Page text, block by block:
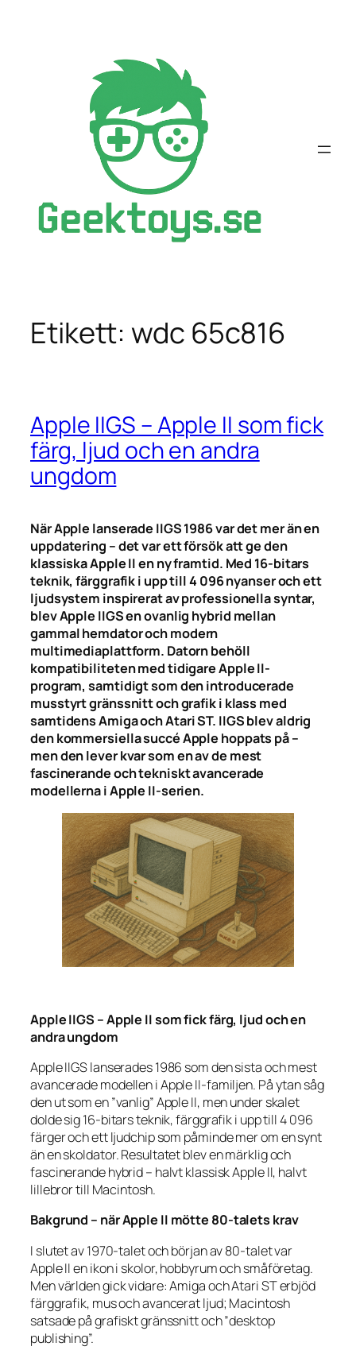
Etikett:wdc 65c816
Apple IIGS – Apple II som fick
färg, ljud och en andra
ungdom
När Apple lanserade IIGS 1986 var det mer än en
uppdatering – det var ett försök att ge den
klassiska Apple II en ny framtid. Med 16-bitars
teknik, färggrafik i upp till 4 096 nyanser och ett
ljudsystem inspirerat av professionella syntar,
blev Apple IIGS en ovanlig hybrid mellan
gammal hemdator och modern
multimediaplattform. Datorn behöll
kompatibiliteten med tidigare Apple II-
program, samtidigt som den introducerade
musstyrt gränssnitt och grafik i klass med
samtidens Amiga och Atari ST. IIGS blev aldrig
den kommersiella succé Apple hoppats på –
men den lever kvar som en av de mest
fascinerande och tekniskt avancerade
modellerna i Apple II-serien.
Apple IIGS – Apple II som fick färg, ljud och en
andra ungdom
Apple IIGS lanserades 1986 som den sista och mest
avancerade modellen i Apple II-familjen. På ytan såg
den ut som en ”vanlig” Apple II, men under skalet
dolde sig 16-bitars teknik, färggrafik i upp till 4 096
färger och ett ljudchip som påminde mer om en synt
än en skoldator. Resultatet blev en märklig och
fascinerande hybrid – halvt klassisk Apple II, halvt
lillebror till Macintosh.
Bakgrund – när Apple II mötte 80-talets krav
I slutet av 1970-talet och början av 80-talet var
Apple II en ikon i skolor, hobbyrum och småföretag.
Men världen gick vidare: Amiga och Atari ST erbjöd
färggrafik, mus och avancerat ljud; Macintosh
satsade på grafiskt gränssnitt och ”desktop
publishing”.